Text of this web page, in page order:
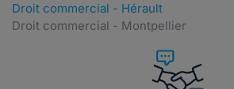
Droit commercial - Hérault
Droit commercial - Montpellier